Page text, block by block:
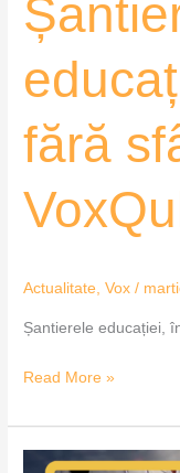
fără
Actualitate,Vox /
Șantierele educației,
Read More »
România